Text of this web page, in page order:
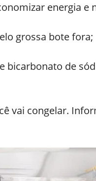
energia
grossa bote fora;
bicarbonato de
vai congelar.